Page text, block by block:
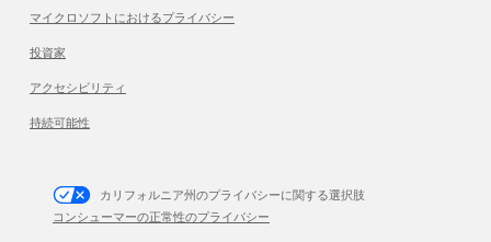
マイクロソフトにおけるプライバシー
投資家
アクセシビリティ
持続可能性
カリフォルニア州のプライバシーに関する選択肢
コンシューマーの正常性のプライバシー